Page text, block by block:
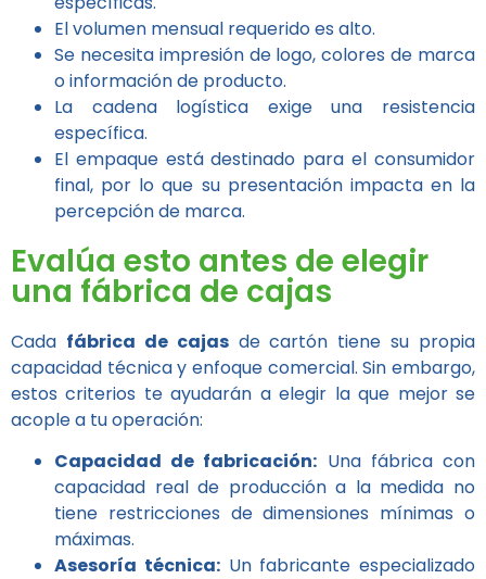
El volumen mensual requerido es alto.
Se necesita impresión de logo, colores de marca
o información de producto.
La cadena logística exige una resistencia
específica.
El empaque está destinado para el consumidor
final, por lo que su presentación impacta en la
percepción de marca.
Evalúa esto antes de elegir
una fábrica de cajas
Cada fábrica de cajasde cartón tiene su propia
capacidad técnica y enfoque comercial. Sin embargo,
estos criterios te ayudarán a elegir la que mejor se
acople a tu operación:
Capacidad de fabricación: Una fábrica con
capacidad real de producción a la medida no
tiene restricciones de dimensiones mínimas o
máximas.
Asesoría técnica:Un fabricante especializado